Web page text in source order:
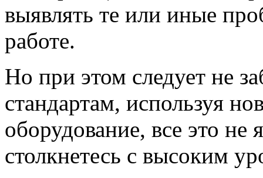
выявлять те или иные
работе.
Но при этом следует не
стандартам, используя
оборудование, все это не
столкнетесь с высоким